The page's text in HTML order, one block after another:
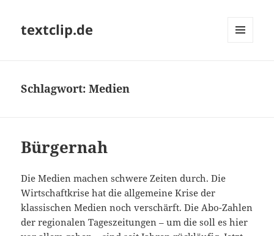
textclip.de
Schlagwort:Medien
Bürgernah
Die Medien machen schwere Zeiten durch. Die
Wirtschaftkrise hat die allgemeine Krise der
klassischen Medien noch verschärft. Die Abo-Zahlen
der regionalen Tageszeitungen – um die soll es hier